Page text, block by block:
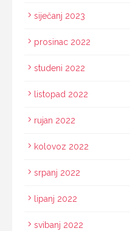
siječanj 2023
prosinac 2022
studeni 2022
listopad 2022
rujan 2022
kolovoz 2022
srpanj 2022
lipanj 2022
svibanj 2022